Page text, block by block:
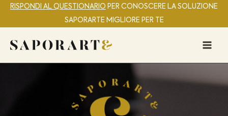
RISPONDI AL QUESTIONARIO PER CONOSCERE LA SOLUZIONE
SAPORARTE MIGLIORE PER TE